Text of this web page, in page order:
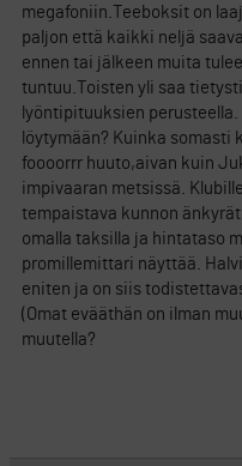
megafoniin.Teeboksit on
paljon että kaikki neljä
ennen tai jälkeen muita
tuntuu.Toisten yli saa
lyöntipituuksien
löytymään? Kuinka
foooorrr huuto,aivan kuin
impivaaran metsissä.
tempaistava kunnon
omalla taksilla ja hintataso
promillemittari näyttää.
eniten ja on siis
(Omat evääthän on ilman
muutella?